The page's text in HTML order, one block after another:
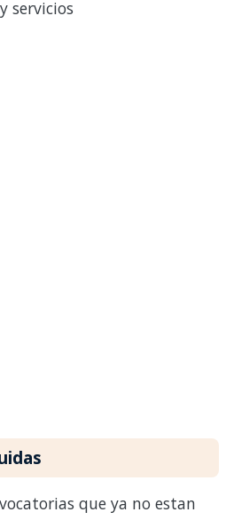
servicios
que ya no estan